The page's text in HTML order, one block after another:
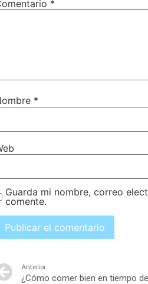
*
*
Guarda mi nombre, correo
comente.
Anterior
¿Cómo comer bien en tiempo